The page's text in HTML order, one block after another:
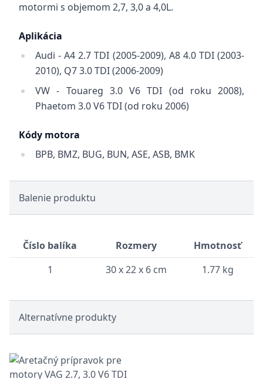
motormi s objemom 2,7, 3,0 a 4,0L.
Aplikácia
Audi - A4 2.7 TDI (2005-2009), A8 4.0 TDI (2003-
2010), Q7 3.0 TDI (2006-2009)
VW - Touareg 3.0 V6 TDI (od roku 2008),
Phaetom 3.0 V6 TDI (od roku 2006)
Kódy motora
BPB, BMZ, BUG, BUN, ASE, ASB, BMK
Balenie produktu
Číslo balíka Rozmery
Hmotnosť
1
30 x 22 x 6 cm 1.77 kg
Alternatívne produkty